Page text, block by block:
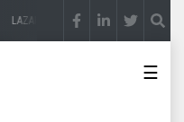
LAZAR ĐURIĆ: Promocija potencijal
☰